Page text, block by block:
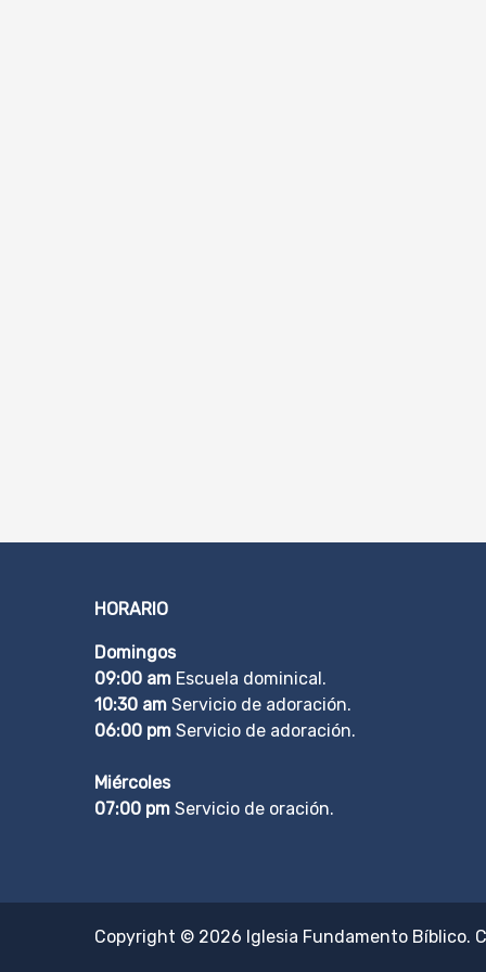
HORARIO
Domingos
09:00 am Escuela dominical.
10:30 am Servicio de adoración.
06:00 pm Servicio de adoración.
Miércoles
07:00 pm Servicio de oración.
Copyright © 2026 Iglesia Fundamento Bíblico.